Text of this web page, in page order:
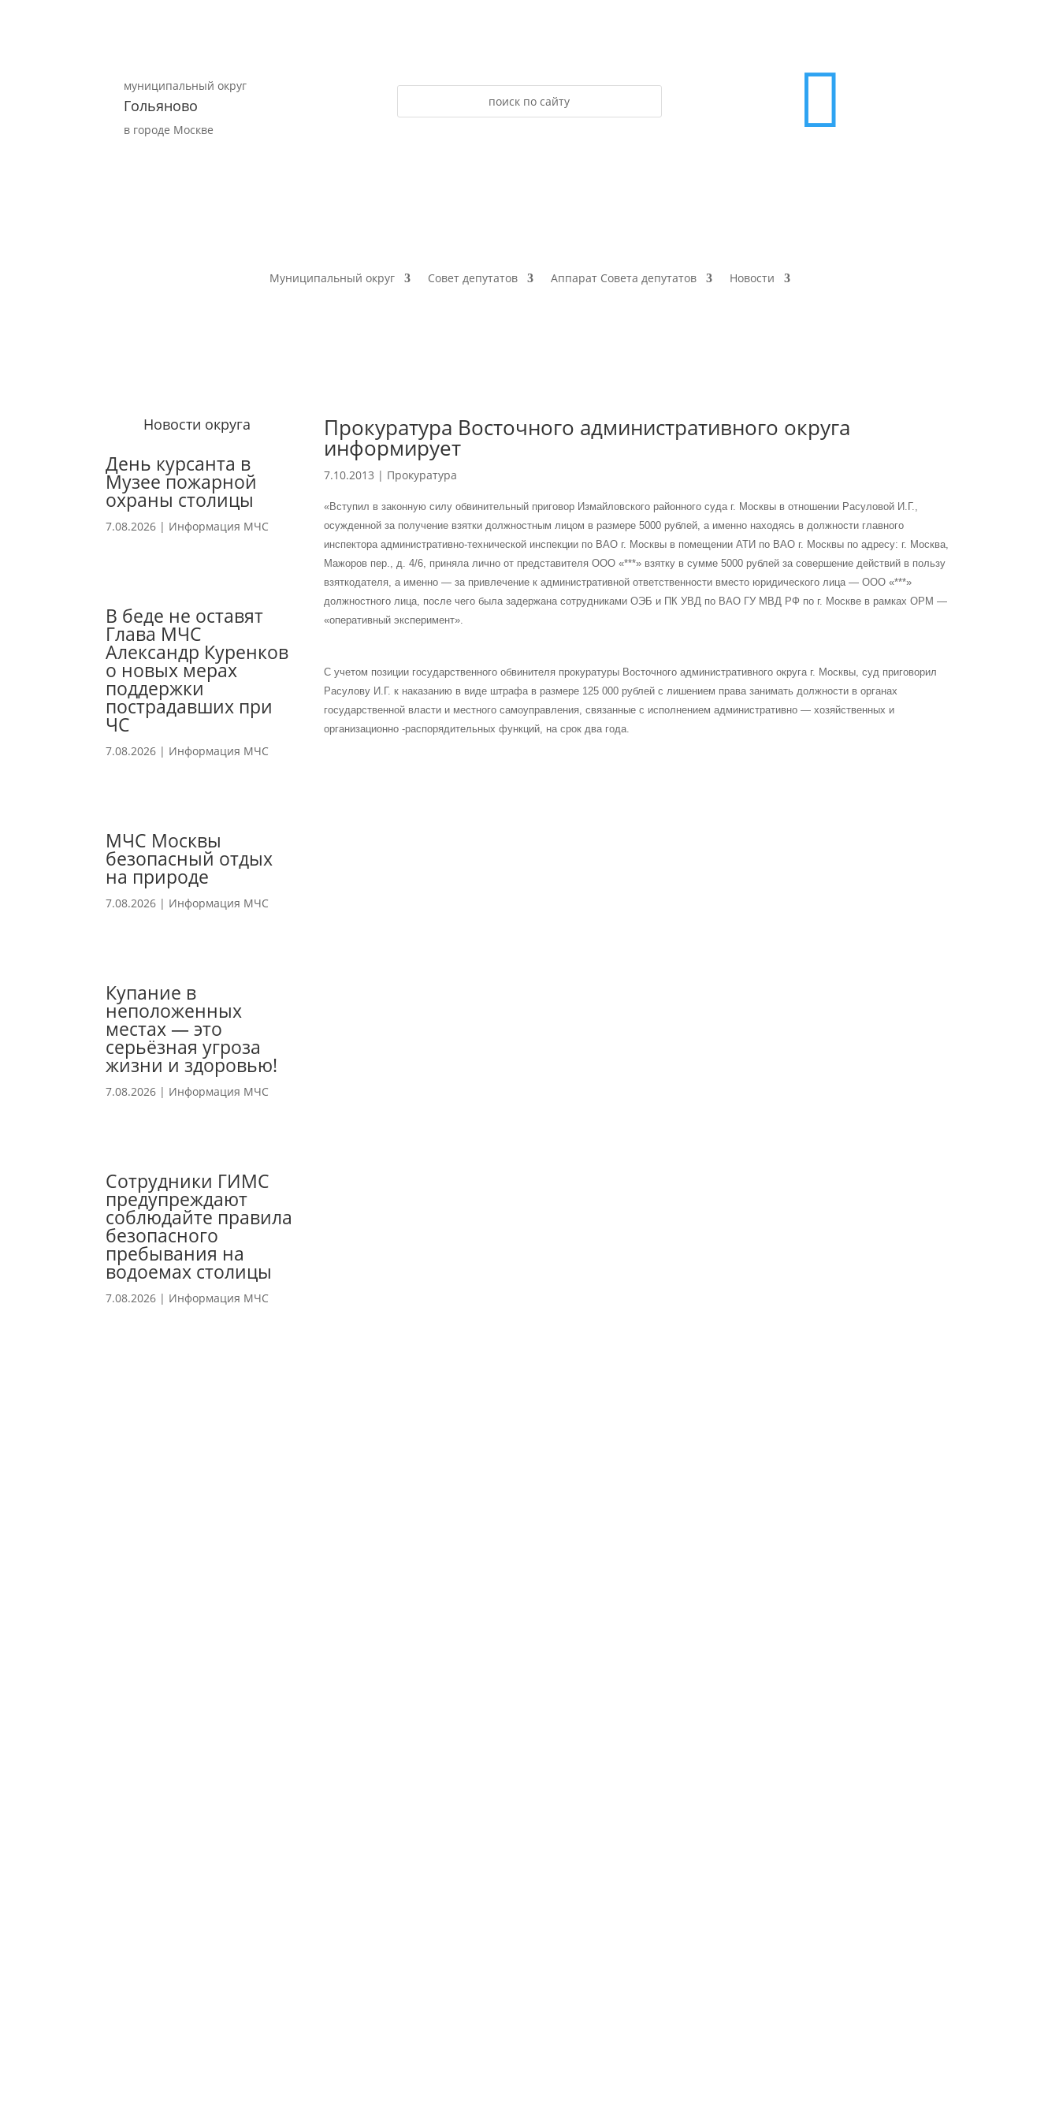
муниципальный округ
Гольяново
в городе Москве 
Муниципальный округ Совет депутатов Аппарат Совета депутатов Новости
Новости округа
День курсанта в
Музее пожарной
охраны столицы
7.08.2026 | Информация МЧС
В беде не оставят
Глава МЧС
Александр Куренков
о новых мерах
поддержки
пострадавших при
ЧС
7.08.2026 | Информация МЧС
МЧС Москвы
безопасный отдых
на природе
7.08.2026 | Информация МЧС
Купание в
неположенных
местах — это
серьёзная угроза
жизни и здоровью!
7.08.2026 | Информация МЧС
Сотрудники ГИМС
предупреждают
соблюдайте правила
безопасного
пребывания на
водоемах столицы
7.08.2026 | Информация МЧС
Прокуратура Восточного административного округа
информирует
7.10.2013 | Прокуратура
«Вступил в законную силу обвинительный приговор Измайловского районного суда г. Москвы в отношении Расуловой И.Г.,
осужденной за получение взятки должностным лицом в размере 5000 рублей, а именно находясь в должности главного
инспектора административно-технической инспекции по ВАО г. Москвы в помещении АТИ по ВАО г. Москвы по адресу: г. Москва,
Мажоров пер., д. 4/6, приняла лично от представителя ООО «***» взятку в сумме 5000 рублей за совершение действий в пользу
взяткодателя, а именно — за привлечение к административной ответственности вместо юридического лица — ООО «***»
должностного лица, после чего была задержана сотрудниками ОЭБ и ПК УВД по ВАО ГУ МВД РФ по г. Москве в рамках ОРМ —
«оперативный эксперимент».
С учетом позиции государственного обвинителя прокуратуры Восточного административного округа г. Москвы, суд приговорил
Расулову И.Г. к наказанию в виде штрафа в размере 125 000 рублей с лишением права занимать должности в органах
государственной власти и местного самоуправления, связанные с исполнением административно — хозяйственных и
организационно -распорядительных функций, на срок два года.